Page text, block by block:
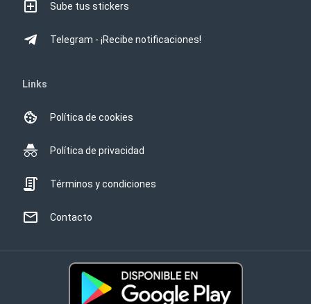
Sube tus stickers
Telegram - ¡Recibe notificaciones!
Links
Política de cookies
Política de privacidad
Términos y condiciones
Contacto